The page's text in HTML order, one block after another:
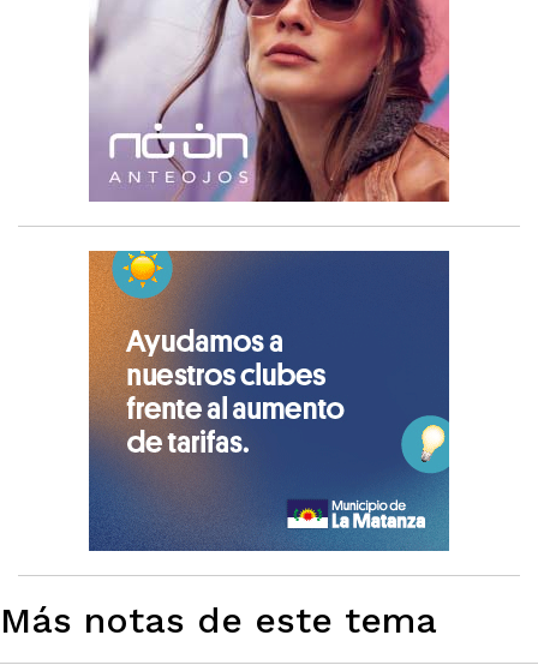
Más notas de este tema